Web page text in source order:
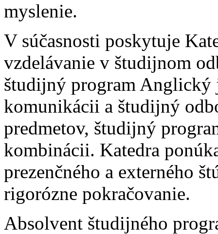
myslenie.
V súčasnosti poskytuje
vzdelávanie v študijnom
študijný program Anglický
komunikácii a študijný
predmetov, študijný
kombinácii. Katedra
prezenčného a externého
rigorózne pokračovanie.
Absolvent študijného